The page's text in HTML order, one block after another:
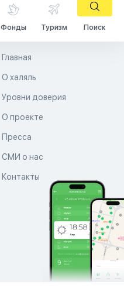
Фонды Туризм Поиск
Главная
О халяль
Уровни доверия
О проекте
Пресса
СМИ о нас
Контакты